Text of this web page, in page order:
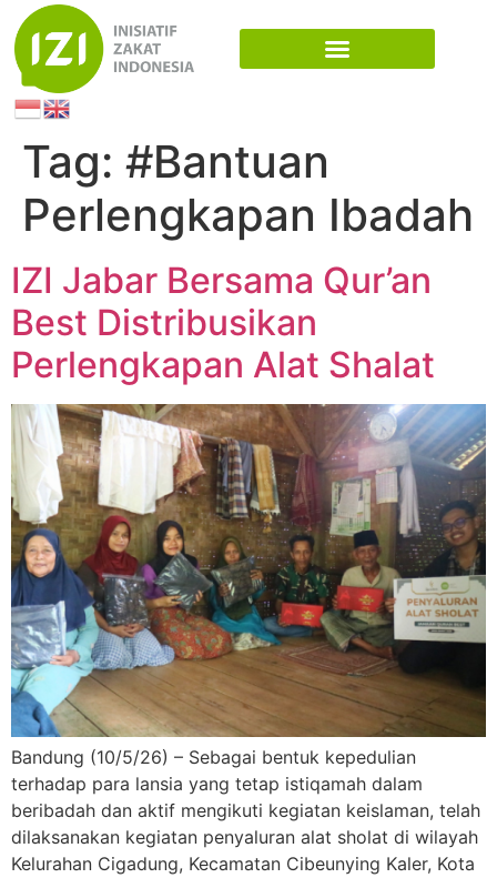
Tag: #Bantuan
Perlengkapan Ibadah
IZI Jabar Bersama Qur’an
Best Distribusikan
Perlengkapan Alat Shalat
Bandung (10/5/26) – Sebagai bentuk kepedulian
terhadap para lansia yang tetap istiqamah dalam
beribadah dan aktif mengikuti kegiatan keislaman, telah
dilaksanakan kegiatan penyaluran alat sholat di wilayah
Kelurahan Cigadung, Kecamatan Cibeunying Kaler, Kota